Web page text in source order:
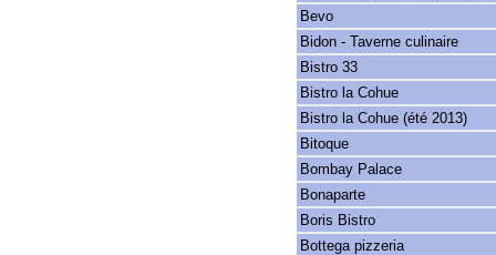
Bevo
Bidon - Taverne culinaire
Bistro 33
Bistro la Cohue
Bistro la Cohue (été 2013)
Bitoque
Bombay Palace
Bonaparte
Boris Bistro
Bottega pizzeria